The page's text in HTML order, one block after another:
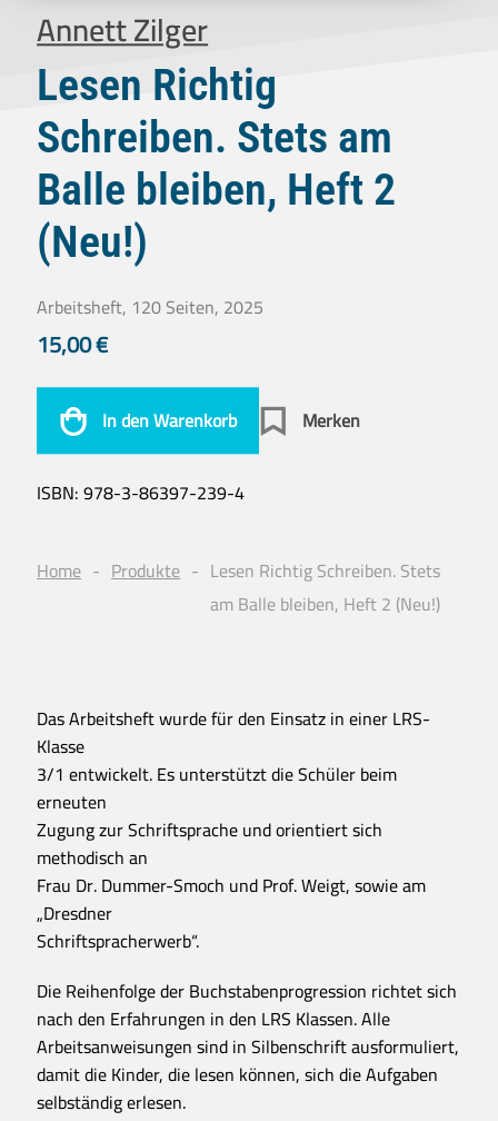
Annett Zilger
Lesen Richtig
Schreiben. Stets am
Balle bleiben, Heft 2
(Neu!)
Arbeitsheft, 120 Seiten, 2025
15,00€
In den Warenkorb Merken
ISBN:978-3-86397-239-4
Home Produkte
Lesen Richtig Schreiben. Stets
am Balle bleiben, Heft 2 (Neu!)
Das Arbeitsheft wurde für den Einsatz in einer LRS-
Klasse
3/1 entwickelt. Es unterstützt die Schüler beim
erneuten
Zugung zur Schriftsprache und orientiert sich
methodisch an
Frau Dr. Dummer-Smoch und Prof. Weigt, sowie am
„Dresdner
Schriftspracherwerb“.
Die Reihenfolge der Buchstabenprogression richtet sich
nach den Erfahrungen in den LRS Klassen. Alle
Arbeitsanweisungen sind in Silbenschrift ausformuliert,
damit die Kinder, die lesen können, sich die Aufgaben
selbständig erlesen.